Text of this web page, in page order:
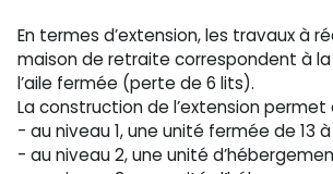
En termes d’extension, les travaux à
maison de retraite correspondent à
l’aile fermée (perte de 6 lits).
La construction de l’extension permet
- au niveau 1, une unité fermée de 13 à
- au niveau 2, une unité